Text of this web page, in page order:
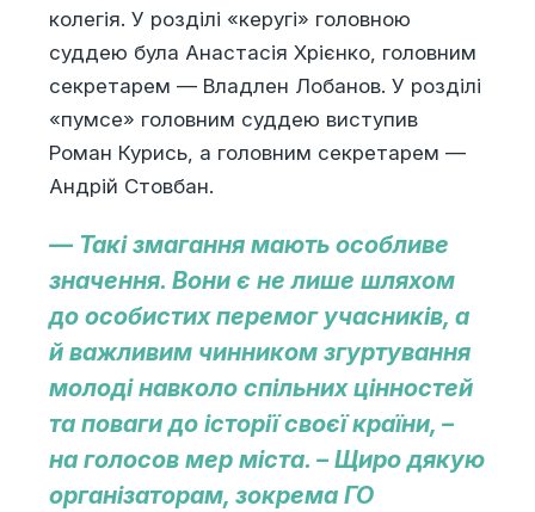
колегія. У розділі «керугі» головною
суддею була Анастасія Хрієнко, головним
секретарем — Владлен Лобанов. У розділі
«пумсе» головним суддею виступив
Роман Курись, а головним секретарем —
Андрій Стовбан.
— Такі змагання мають особливе
значення. Вони є не лише шляхом
до особистих перемог учасників, а
й важливим чинником згуртування
молоді навколо спільних цінностей
та поваги до історії своєї країни, –
на голосов мер міста. – Щиро дякую
організаторам, зокрема ГО